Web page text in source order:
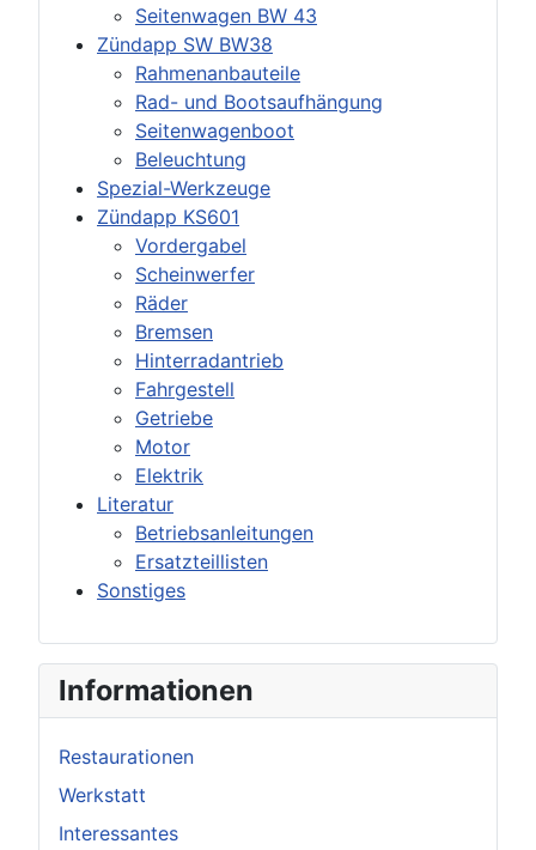
Seitenwagen BW 43
Zündapp SW BW38
Rahmenanbauteile
Rad- und Bootsaufhängung
Seitenwagenboot
Beleuchtung
Spezial-Werkzeuge
Zündapp KS601
Vordergabel
Scheinwerfer
Räder
Bremsen
Hinterradantrieb
Fahrgestell
Getriebe
Motor
Elektrik
Literatur
Betriebsanleitungen
Ersatzteillisten
Sonstiges
Informationen
Restaurationen
Werkstatt
Interessantes